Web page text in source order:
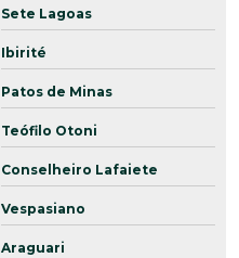
Sete Lagoas
Ibirité
Patos de Minas
Teófilo Otoni
Conselheiro Lafaiete
Vespasiano
Araguari